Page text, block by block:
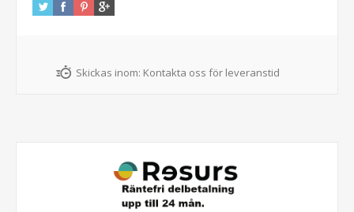
Skickas inom: Kontakta oss för leveranstid